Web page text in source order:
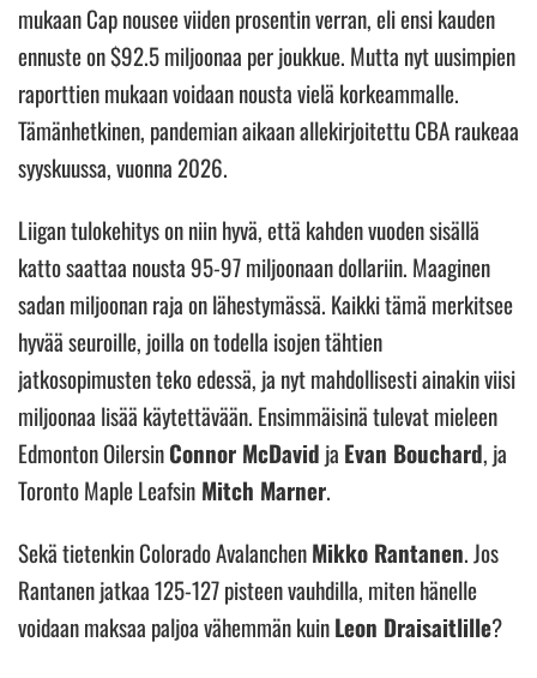
mukaan Cap nousee viiden prosentin verran, eli ensi kauden
ennuste on $92.5 miljoonaa per joukkue. Mutta nyt uusimpien
raporttien mukaan voidaan nousta vielä korkeammalle.
Tämänhetkinen, pandemian aikaan allekirjoitettu CBA raukeaa
syyskuussa, vuonna 2026.
Liigan tulokehitys on niin hyvä, että kahden vuoden sisällä
katto saattaa nousta 95-97 miljoonaan dollariin. Maaginen
sadan miljoonan raja on lähestymässä. Kaikki tämä merkitsee
hyvää seuroille, joilla on todella isojen tähtien
jatkosopimusten teko edessä, ja nyt mahdollisesti ainakin viisi
miljoonaa lisää käytettävään. Ensimmäisinä tulevat mieleen
Edmonton OilersinConnor McDavid ja Evan Bouchard, ja
Toronto Maple Leafsin Mitch Marner.
Sekä tietenkin Colorado AvalanchenMikko Rantanen. Jos
Rantanen jatkaa 125-127 pisteen vauhdilla, miten hänelle
voidaan maksaa paljoa vähemmän kuinLeon Draisaitlille?